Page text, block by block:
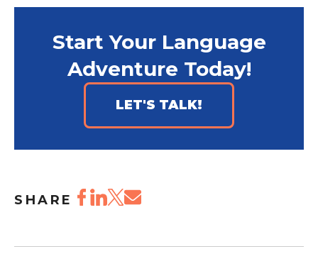
Start Your Language
Adventure Today!
LET'S TALK!
SHARE